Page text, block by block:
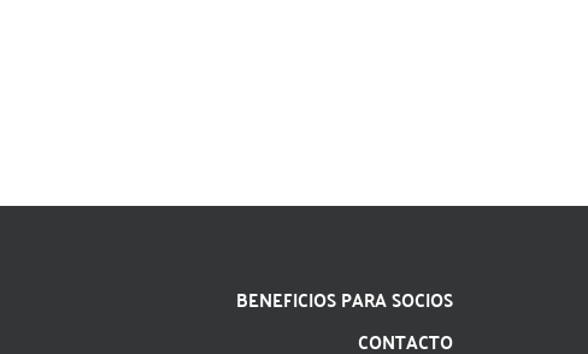
BENEFICIOS PARA SOCIOS
CONTACTO